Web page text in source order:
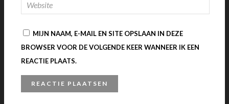
MIJN NAAM, E-MAIL EN SITE OPSLAAN IN DEZE
BROWSER VOOR DE VOLGENDE KEER WANNEER IK EEN
REACTIE PLAATS.